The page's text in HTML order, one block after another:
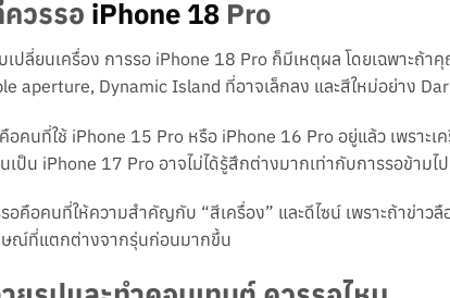
วรรอ iPhone 18Pro
ปลี่ยนเครื่อง การรอ iPhone 18 Pro ก็มีเหตุผล โดยเฉพาะถ้า
aperture, Dynamic Island ที่อาจเล็กลง และสีใหม่อย่าง
อคนที่ใช้ iPhone 15 Pro หรือ iPhone 16 Pro อยู่แล้ว เพราะ
เป็น iPhone 17 Pro อาจไม่ได้รู้สึกต่างมากเท่ากับการรอข้ามไ
อคือคนที่ให้ความสำคัญกับ “สีเครื่อง” และดีไซน์ เพราะถ้าข่าว
ณ์ที่แตกต่างจากรุ่นก่อนมากขึ้น